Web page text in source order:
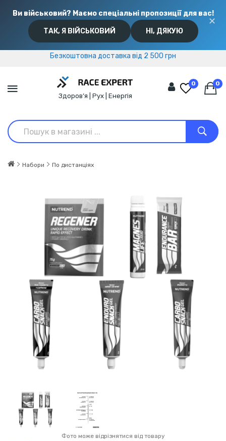
Ви військовий? Маємо спеціальні пропозиції для вас!
ТАК, Я ВІЙСЬКОВИЙ НІ, ДЯКУЮ
✕
Безкоштовна доставка від 2 500 грн
Безкоштовна доставка від 2 500 грн
Здоров’я | Рух | Енергія
0 0
Набори По дистанціях
Фото може відрізнятися від товару